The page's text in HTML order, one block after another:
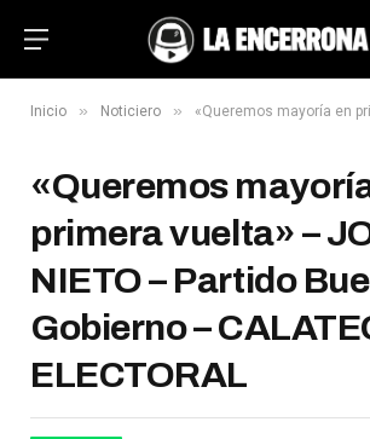
Inicio » Noticiero » «Queremos mayoría en primera vuelta» – JORGE NIETO –
«Queremos
primera vuelta» –
NIETO – Partido
Gobierno –
ELECTORAL